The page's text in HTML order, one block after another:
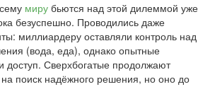
миру бьются над этой дилеммой уже
безуспешно. Проводились даже
миллиардеру оставляли контроль над
(вода, еда), однако опытные
доступ. Сверхбогатые продолжают
поиск надёжного решения, но оно до